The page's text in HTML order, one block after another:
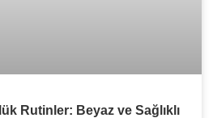
Rutinler: Beyaz ve Sağlıklı